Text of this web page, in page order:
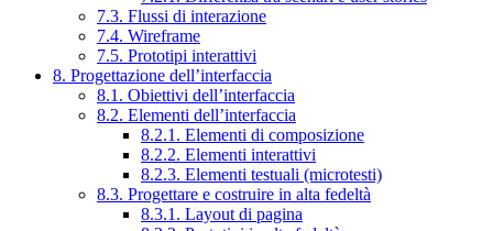
7.3. Flussi di interazione
7.4. Wireframe
7.5. Prototipi interattivi
8. Progettazione dell’interfaccia
8.1. Obiettivi dell’interfaccia
8.2. Elementi dell’interfaccia
8.2.1. Elementi di composizione
8.2.2. Elementi interattivi
8.2.3. Elementi testuali (microtesti)
8.3. Progettare e costruire in alta fedeltà
8.3.1. Layout di pagina